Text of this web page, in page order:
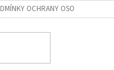
OCHRANY OSOBNÍCH ÚDAJŮ